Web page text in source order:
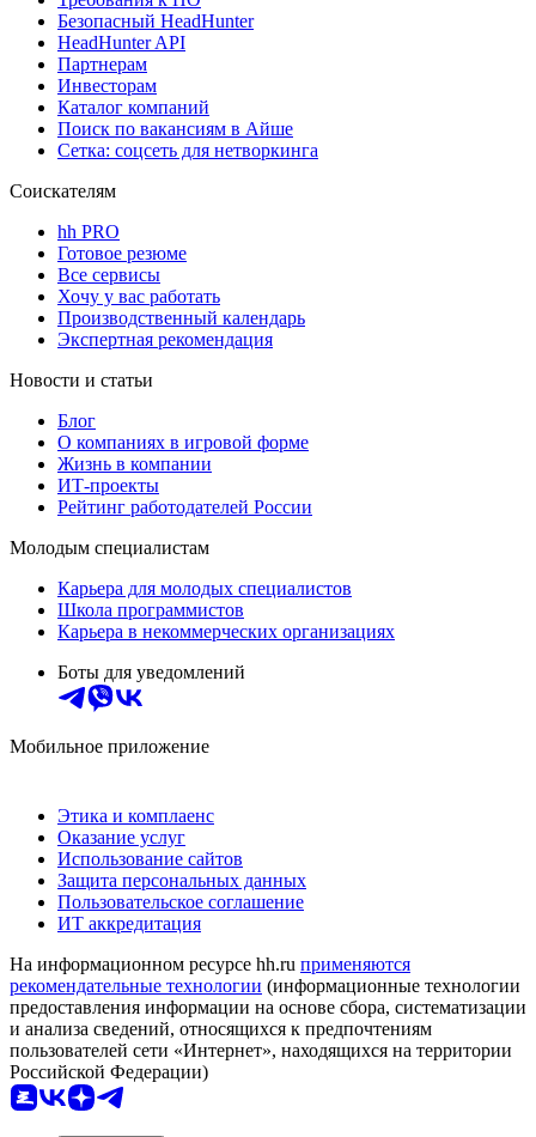
Безопасный HeadHunter
HeadHunter API
Партнерам
Инвесторам
Каталог компаний
Поиск по вакансиям в Айше
Сетка: соцсеть для нетворкинга
Соискателям
hh PRO
Готовое резюме
Все сервисы
Хочу у вас работать
Производственный календарь
Экспертная рекомендация
Новости и статьи
Блог
О компаниях в игровой форме
Жизнь в компании
ИТ-проекты
Рейтинг работодателей России
Молодым специалистам
Карьера для молодых специалистов
Школа программистов
Карьера в некоммерческих организациях
Боты для уведомлений
Мобильное приложение
Этика и комплаенс
Оказание услуг
Использование сайтов
Защита персональных данных
Пользовательское соглашение
ИТ аккредитация
На информационном ресурсе hh.ru применяются
рекомендательные технологии (информационные технологии
предоставления информации на основе сбора, систематизации
и анализа сведений, относящихся к предпочтениям
пользователей сети «Интернет», находящихся на территории
Российской Федерации)